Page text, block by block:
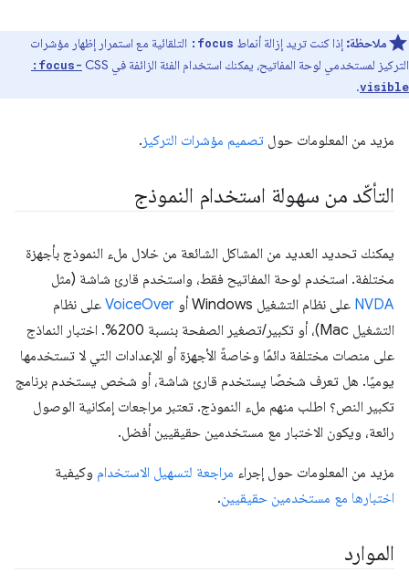
ملاحظة: إذا كنت تريد إزالة أنماط :focus التلقائية مع استمرار إظهار مؤشرات
التركيز لمستخدمي لوحة المفاتيح، يمكنك استخدام الفئة الزائفة في CSS
:focus-
visible
.
مزيد من المعلومات حول تصميم مؤشرات التركيز.
التأكّد من سهولة استخدام النموذج
يمكنك تحديد العديد من المشاكل الشائعة من خلال ملء النموذج بأجهزة
مختلفة. استخدم لوحة المفاتيح فقط، واستخدم قارئ شاشة (مثل
NVDA على نظام التشغيل Windows أو VoiceOver على نظام
التشغيل Mac)، أو تكبير/تصغير الصفحة بنسبة 200%. اختبار النماذج
على منصات مختلفة دائمًا وخاصةً الأجهزة أو الإعدادات التي لا تستخدمها
يوميًا. هل تعرف شخصًا يستخدم قارئ شاشة، أو شخص يستخدم برنامج
تكبير النص؟ اطلب منهم ملء النموذج. تعتبر مراجعات إمكانية الوصول
رائعة، ويكون الاختبار مع مستخدمين حقيقيين أفضل.
مزيد من المعلومات حول إجراء مراجعة لتسهيل الاستخدام وكيفية
اختبارها مع مستخدمين حقيقيين.
الموارد